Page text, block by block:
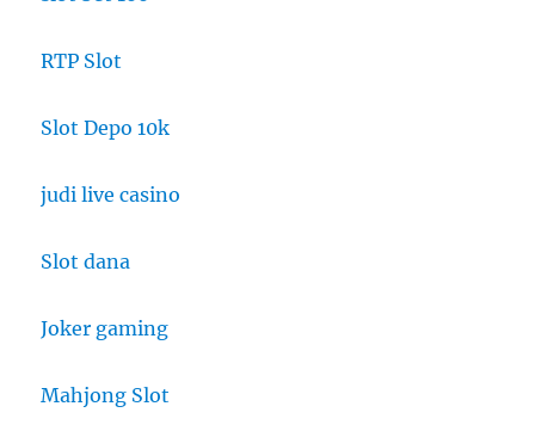
RTP Slot
Slot Depo 10k
judi live casino
Slot dana
Joker gaming
Mahjong Slot